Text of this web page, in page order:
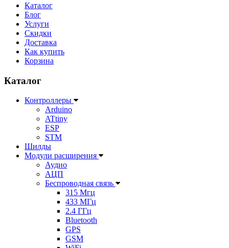
Каталог
Блог
Услуги
Скидки
Доставка
Как купить
Корзина
Каталог
Контроллеры
Arduino
ATtiny
ESP
STM
Шилды
Модули расширения
Аудио
АЦП
Беспроводная связь
315 Мгц
433 МГц
2.4 ГГц
Bluetooth
GPS
GSM